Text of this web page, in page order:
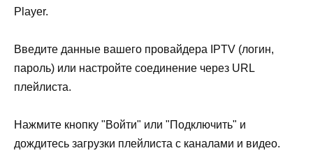
Player.
Введите данные вашего провайдера IPTV (логин,
пароль) или настройте соединение через URL
плейлиста.
Нажмите кнопку "Войти" или "Подключить" и
дождитесь загрузки плейлиста с каналами и видео.